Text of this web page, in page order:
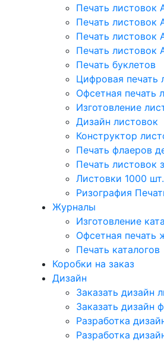
Печать листовок
Печать листовок
Печать листовок
Печать листовок
Печать буклетов
Цифровая печать
Офсетная печать
Изготовление
Дизайн листовок
Конструктор
Печать флаеров
Печать листовок
Листовки 1000
Ризография
Журналы
Изготовление
Офсетная печать
Печать каталогов
Коробки на заказ
Дизайн
Заказать дизайн
Заказать дизайн
Разработка
Разработка